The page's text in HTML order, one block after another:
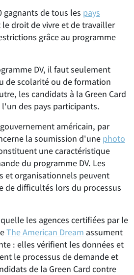
gagnants de tous les pays
le droit de vivre et de travailler
grâce au programme
DV, il faut seulement
de scolarité ou de formation
les candidats à la Green Card
des pays participants.
américain, par
la soumission d'une photo
une caractéristique
du programme DV. Les
et organisationnels peuvent
de difficultés lors du processus
les agences certifiées par le
The American Dream assument
: elles vérifient les données et
le processus de demande et
de la Green Card contre